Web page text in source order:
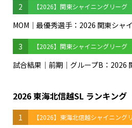
2 【2026】関東シャイニングリーグ
MOM｜最優秀選手：2026 関東シャ
3 【2026】関東シャイニングリーグ
試合結果｜前期｜グループB：2026
2026 東海北信越SL ランキング
1 【2026】東海北信越シャイニング